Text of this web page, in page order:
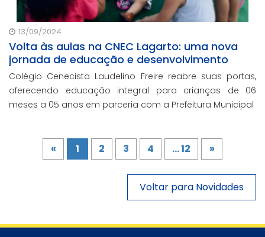
13/09/2024
Volta às aulas na CNEC Lagarto: uma nova
jornada de educação e desenvolvimento
Colégio Cenecista Laudelino Freire reabre suas portas,
oferecendo educação integral para crianças de 06
meses a 05 anos em parceria com a Prefeitura Municipal
« 1 2 3 4 ... 12 »
Voltar para Novidades